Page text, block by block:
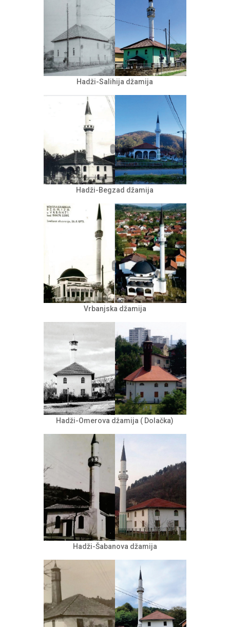
Hadži-Salihija džamija
Hadži-Begzad džamija
Vrbanjska džamija
Hadži-Omerova džamija ( Dolačka)
Hadži-Šabanova džamija